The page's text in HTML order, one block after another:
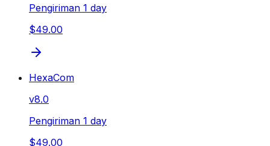
Pengiriman 1 day
$49.00
HexaCom
v8.0
Pengiriman 1 day
$49.00